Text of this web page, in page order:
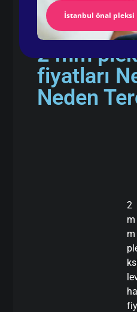
İstanbul önal pleksi
2 mm
fiyatları
Neden
2
m
m
ha
fiy